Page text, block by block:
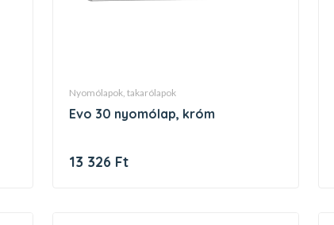
nyomólapok, takarólapok
evo 30 nyomólap, króm
13 326 Ft